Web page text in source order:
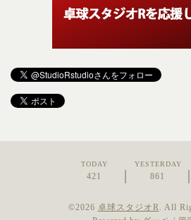
TODAY
421
YESTERDAY
861
©2026 卓球スタジオR. All